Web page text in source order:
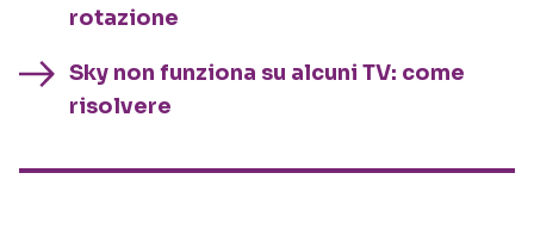
rotazione
Sky non funziona su alcuni TV: come
risolvere